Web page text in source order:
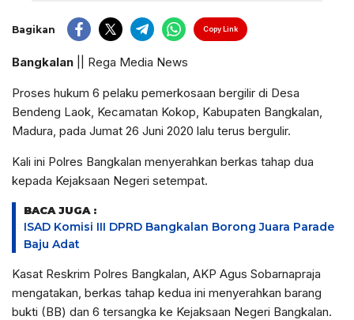
Bagikan Copy Link
Bangkalan || Rega Media News
Proses hukum 6 pelaku pemerkosaan bergilir di Desa
Bendeng Laok, Kecamatan Kokop, Kabupaten Bangkalan,
Madura, pada Jumat 26 Juni 2020 lalu terus bergulir.
Kali ini Polres Bangkalan menyerahkan berkas tahap dua
kepada Kejaksaan Negeri setempat.
BACA JUGA :
ISAD Komisi III DPRD Bangkalan Borong Juara Parade
Baju Adat
Kasat Reskrim Polres Bangkalan, AKP Agus Sobarnapraja
mengatakan, berkas tahap kedua ini menyerahkan barang
bukti (BB) dan 6 tersangka ke Kejaksaan Negeri Bangkalan.